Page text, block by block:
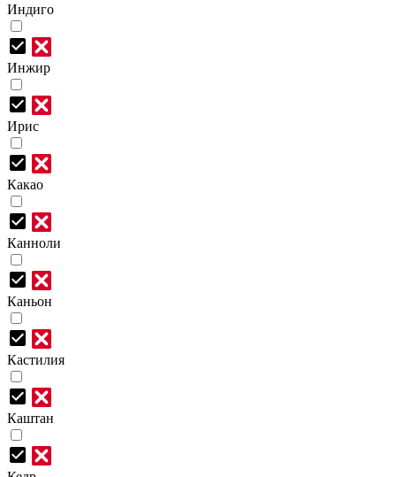
Индиго
Инжир
Ирис
Какао
Канноли
Каньон
Кастилия
Каштан